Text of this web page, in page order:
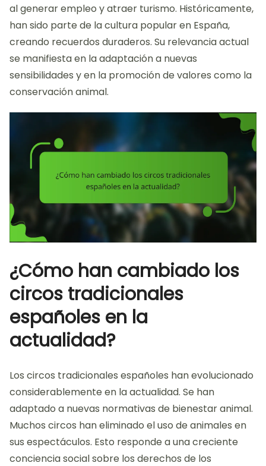
al generar empleo y atraer turismo. Históricamente,
han sido parte de la cultura popular en España,
creando recuerdos duraderos. Su relevancia actual
se manifiesta en la adaptación a nuevas
sensibilidades y en la promoción de valores como la
conservación animal.
¿Cómo han cambiado los
circos tradicionales
españoles en la
actualidad?
Los circos tradicionales españoles han evolucionado
considerablemente en la actualidad. Se han
adaptado a nuevas normativas de bienestar animal.
Muchos circos han eliminado el uso de animales en
sus espectáculos. Esto responde a una creciente
conciencia social sobre los derechos de los